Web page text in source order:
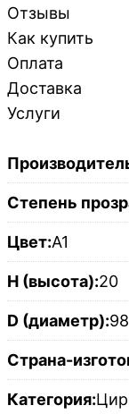
Отзывы
Как купить
Оплата
Доставка
Услуги
Степень
Цвет:A1
H (высота):20
D (диаметр):98
Страна-
Категория: